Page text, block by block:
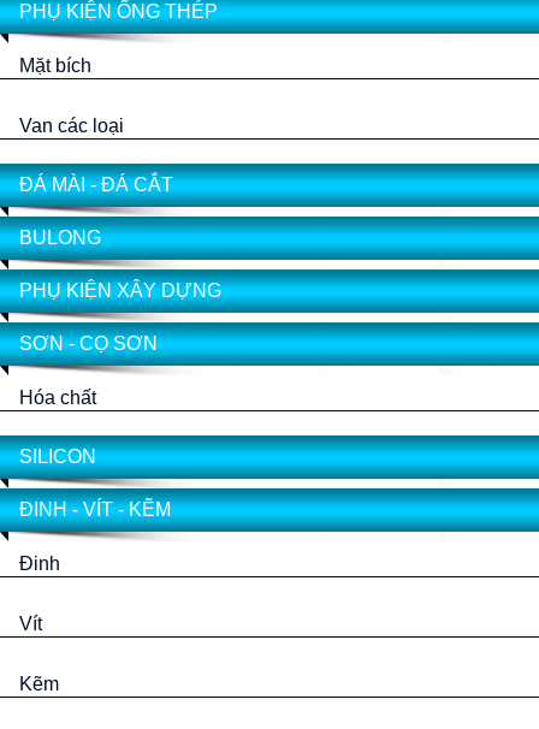
PHỤ KIỆN ỐNG THÉP
Mặt bích
Van các loại
ĐÁ MÀI - ĐÁ CẮT
BULONG
PHỤ KIỆN XÂY DỰNG
SƠN - CỌ SƠN
Hóa chất
SILICON
ĐINH - VÍT - KẼM
Đinh
Vít
Kẽm